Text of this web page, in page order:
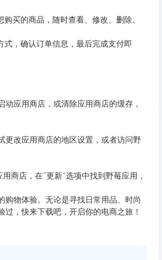
买的商品，随时查看、修改、删除。
，确认订单信息，最后完成支付即
应用商店，或清除应用商店的缓存，
更改应用商店的地区设置，或者访问野
商店，在“更新”选项中找到野莓应用，
物体验。无论是寻找日常用品、时尚
，快来下载吧，开启你的电商之旅！